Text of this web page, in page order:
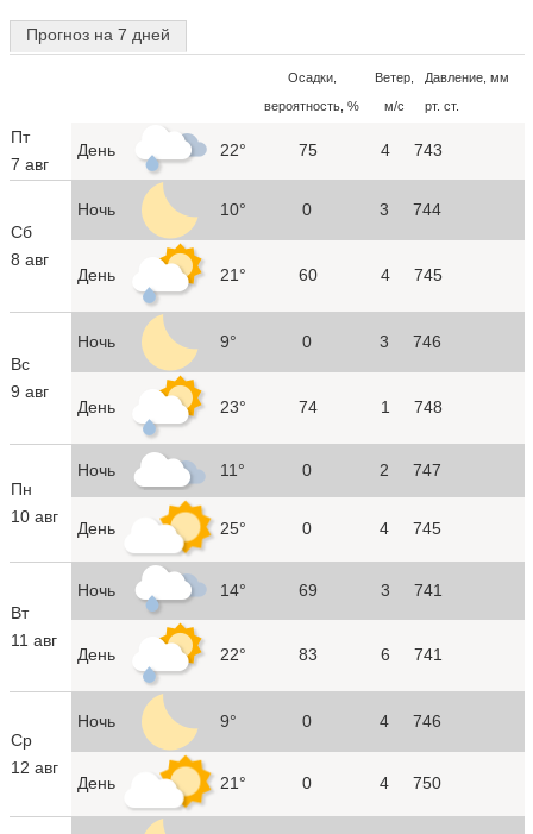
Прогноз на 7 дней
Осадки,
вероятность, %
Ветер,
м/с
Давление, мм
рт. ст.
Пт
7 авг
День 22° 75 4 743
Сб
8 авг
Ночь 10° 0 3 744
День 21° 60 4 745
Вс
9 авг
Ночь 9° 0 3 746
День 23° 74 1 748
Пн
10 авг
Ночь 11° 0 2 747
День 25° 0 4 745
Вт
11 авг
Ночь 14° 69 3 741
День 22° 83 6 741
Ср
12 авг
Ночь 9° 0 4 746
День 21° 0 4 750